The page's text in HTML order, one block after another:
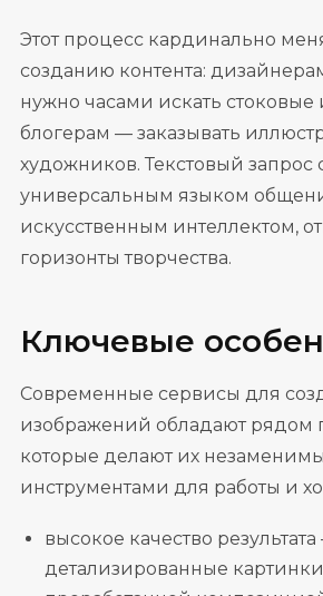
Этот процесс кардинально
созданию контента:
нужно часами искать стоковые
блогерам — заказывать
художников. Текстовый запрос
универсальным языком
искусственным интеллектом,
горизонты творчества.
Ключевые
Современные сервисы для
изображений обладают рядом
которые делают их
инструментами для работы и
высокое качество
детализированные